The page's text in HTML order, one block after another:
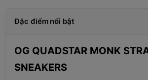
Đặc điểm nổi bật
OG QUADSTAR MONK
SNEAKERS